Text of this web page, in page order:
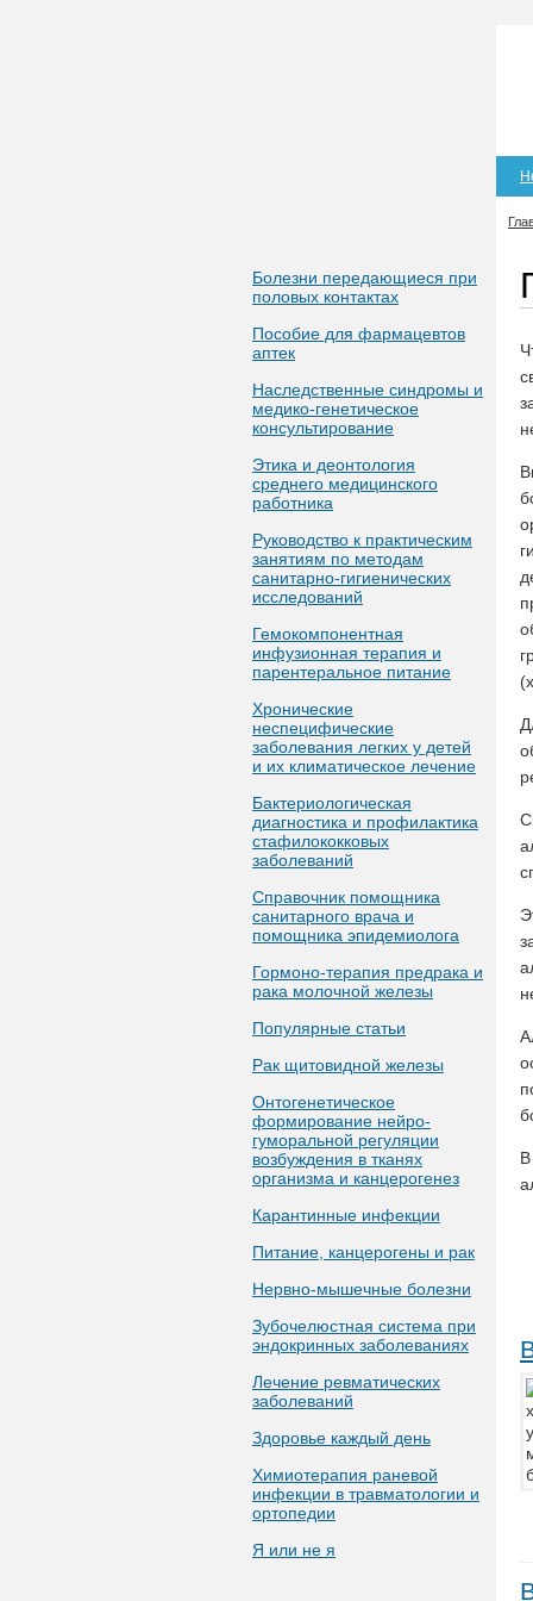
Болезни передающиеся при
половых контактах
Пособие для фармацевтов
аптек
Наследственные синдромы и
медико-генетическое
консультирование
Этика и деонтология
среднего медицинского
работника
Руководство к практическим
занятиям по методам
санитарно-гигиенических
исследований
Гемокомпонентная
инфузионная терапия и
парентеральное питание
Хронические
неспецифические
заболевания легких у детей
и их климатическое лечение
Бактериологическая
диагностика и профилактика
стафилококковых
заболеваний
Справочник помощника
санитарного врача и
помощника эпидемиолога
Гормоно-терапия предрака и
рака молочной железы
Популярные статьи
Рак щитовидной железы
Онтогенетическое
формирование нейро-
гуморальной регуляции
возбуждения в тканях
организма и канцерогенез
Карантинные инфекции
Питание, канцерогены и рак
Нервно-мышечные болезни
Зубочелюстная система при
эндокринных заболеваниях
Лечение ревматических
заболеваний
Здоровье каждый день
Химиотерапия раневой
инфекции в травматологии и
ортопедии
Я или не я